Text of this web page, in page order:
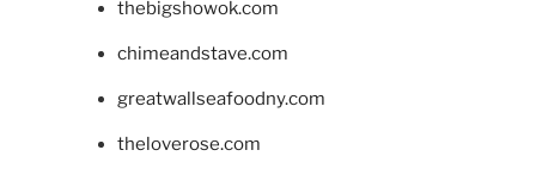
thebigshowok.com
chimeandstave.com
greatwallseafoodny.com
theloverose.com